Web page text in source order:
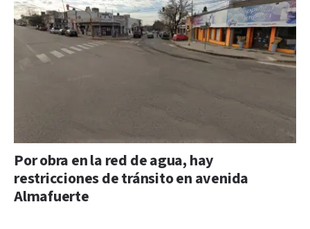
Por obra en la red de agua, hay
restricciones de tránsito en avenida
Almafuerte